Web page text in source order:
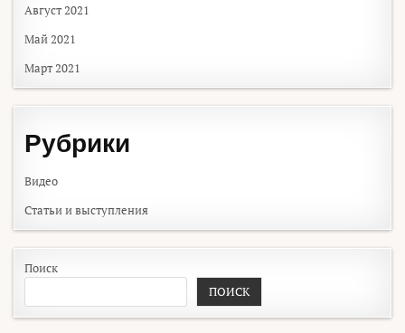
Август 2021
Май 2021
Март 2021
Рубрики
Видео
Статьи и выступления
Поиск
ПОИСК